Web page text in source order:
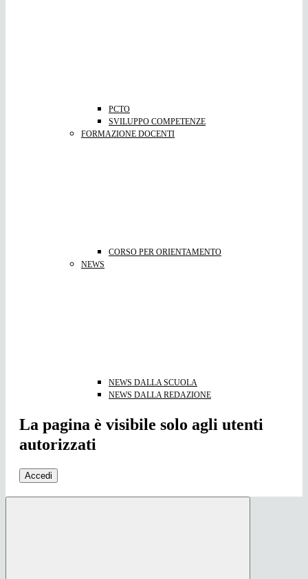
PCTO
SVILUPPO COMPETENZE
FORMAZIONE DOCENTI
CORSO PER ORIENTAMENTO
NEWS
NEWS DALLA SCUOLA
NEWS DALLA REDAZIONE
La pagina è visibile solo agli utenti
autorizzati
Accedi